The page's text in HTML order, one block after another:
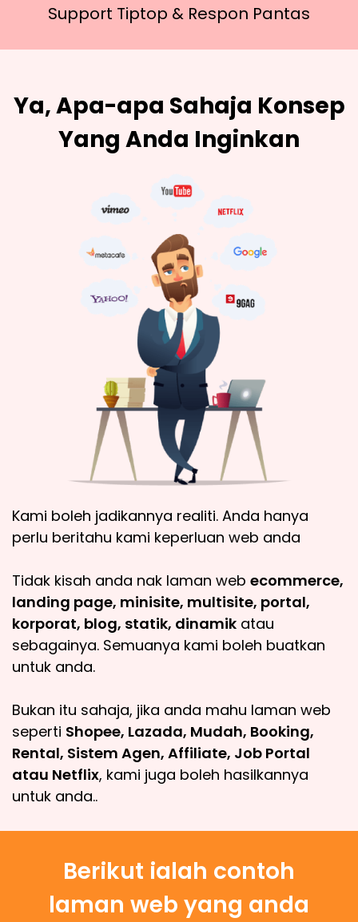
Support Tiptop & Respon Pantas
Ya, Apa-apa Sahaja Konsep
Yang Anda Inginkan
Kami boleh jadikannya realiti. Anda hanya
perlu beritahu kami keperluan web anda
Tidak kisah anda nak laman web ecommerce,
landing page, minisite, multisite, portal,
korporat, blog, statik, dinamik atau
sebagainya. Semuanya kami boleh buatkan
untuk anda.
Bukan itu sahaja, jika anda mahu laman web
seperti Shopee, Lazada, Mudah, Booking,
Rental, Sistem Agen, Affiliate, Job Portal
atau Netflix, kami juga boleh hasilkannya
untuk anda..
Berikut ialah contoh
laman web yang anda